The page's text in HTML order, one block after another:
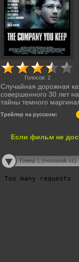
Голосов: 2
Случайная дорожная
совершенного 30 лет
тайны темного
Трейлер на русском:
Если фильм не
Плеер 1 (moonwalk.cc)